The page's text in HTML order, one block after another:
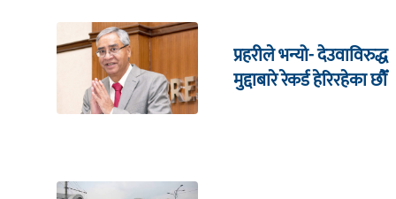
प्रहरीले भन्यो- देउवाविरुद्ध
मुद्दाबारे रेकर्ड हेरिरहेका छौँ